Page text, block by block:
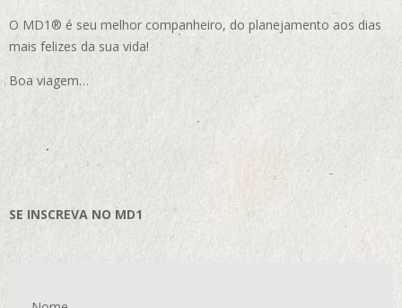
O MD1® é seu melhor companheiro, do planejamento aos dias
mais felizes da sua vida!
Boa viagem…
SE INSCREVA NO MD1